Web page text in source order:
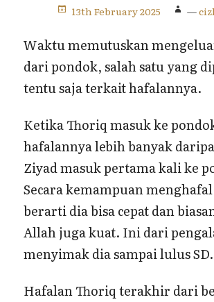
13th February 2025 —
Waktu memutuskan
dari pondok, salah satu yang
tentu saja terkait hafalannya.
Ketika Thoriq masuk ke
hafalannya lebih banyak
Ziyad masuk pertama kali ke
Secara kemampuan
berarti dia bisa cepat dan
Allah juga kuat. Ini dari
menyimak dia sampai lulus SD.
Hafalan Thoriq terakhir dari